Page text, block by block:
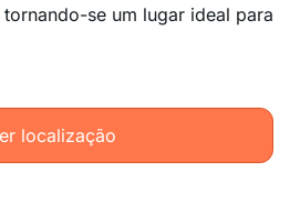
se um lugar ideal para
localização